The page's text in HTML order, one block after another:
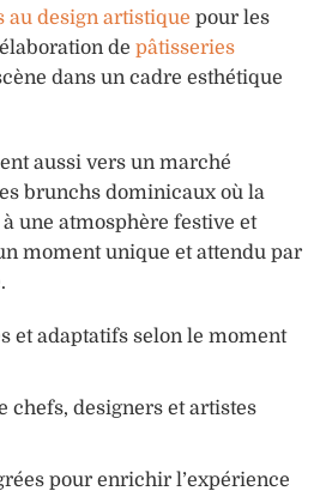
au design artistique pour les
de pâtisseries
dans un cadre esthétique
aussi vers un marché
brunchs dominicaux où la
une atmosphère festive et
moment unique et attendu par
et adaptatifs selon le moment
chefs, designers et artistes
pour enrichir l’expérience